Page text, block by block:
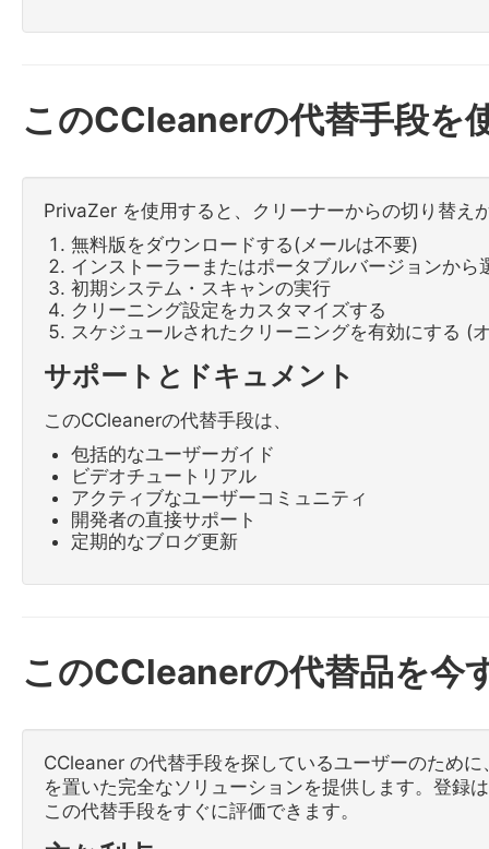
このCCleanerの代替手段を
PrivaZer を使用すると、クリーナーからの切り替え
無料版をダウンロードする(メールは不要)
インストーラーまたはポータブルバージョンから
初期システム・スキャンの実行
クリーニング設定をカスタマイズする
スケジュールされたクリーニングを有効にする (
サポートとドキュメント
このCCleanerの代替手段は、
包括的なユーザーガイド
ビデオチュートリアル
アクティブなユーザーコミュニティ
開発者の直接サポート
定期的なブログ更新
このCCleanerの代替品を今
CCleaner の代替手段を探しているユーザーのため
を置いた完全なソリューションを提供します。登録
この代替手段をすぐに評価できます。